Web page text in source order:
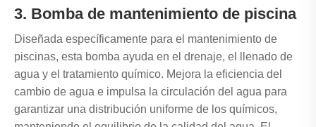
3. Bomba de mantenimiento de piscina
Diseñada específicamente para el mantenimiento de
piscinas, esta bomba ayuda en el drenaje, el llenado de
agua y el tratamiento químico. Mejora la eficiencia del
cambio de agua e impulsa la circulación del agua para
garantizar una distribución uniforme de los químicos,